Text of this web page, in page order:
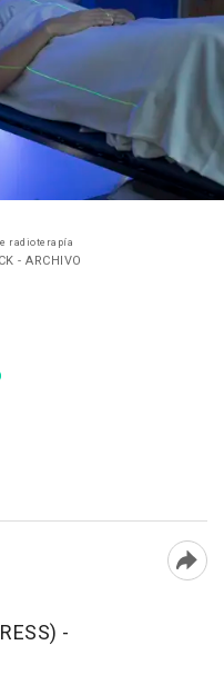
radioterapía
- ARCHIVO
-